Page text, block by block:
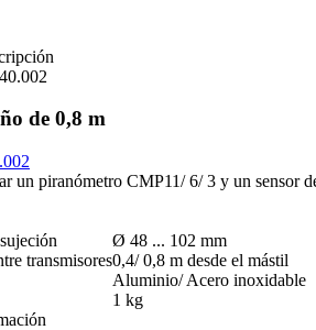
de 0,8 m
un piranómetro CMP11/­ 6/­ 3 y un sensor
Ø 48 ... 102 mm
transmisores0,4/­ 0,8 m desde el mástil
Aluminio/­ Acero inoxidable
1 kg